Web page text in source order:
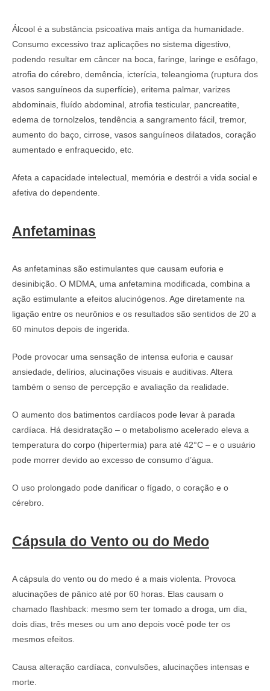
Álcool é a substância psicoativa mais antiga da humanidade.
Consumo excessivo traz aplicações no sistema digestivo,
podendo resultar em câncer na boca, faringe, laringe e esôfago,
atrofia do cérebro, demência, icterícia, teleangioma (ruptura dos
vasos sanguíneos da superfície), eritema palmar, varizes
abdominais, fluído abdominal, atrofia testicular, pancreatite,
edema de tornolzelos, tendência a sangramento fácil, tremor,
aumento do baço, cirrose, vasos sanguíneos dilatados, coração
aumentado e enfraquecido, etc.
Afeta a capacidade intelectual, memória e destrói a vida social e
afetiva do dependente.
Anfetaminas
As anfetaminas são estimulantes que causam euforia e
desinibição. O MDMA, uma anfetamina modificada, combina a
ação estimulante a efeitos alucinógenos. Age diretamente na
ligação entre os neurônios e os resultados são sentidos de 20 a
60 minutos depois de ingerida.
Pode provocar uma sensação de intensa euforia e causar
ansiedade, delírios, alucinações visuais e auditivas. Altera
também o senso de percepção e avaliação da realidade.
O aumento dos batimentos cardíacos pode levar à parada
cardíaca. Há desidratação – o metabolismo acelerado eleva a
temperatura do corpo (hipertermia) para até 42°C – e o usuário
pode morrer devido ao excesso de consumo d’água.
O uso prolongado pode danificar o fígado, o coração e o
cérebro.
Cápsula do Vento ou do Medo
A cápsula do vento ou do medo é a mais violenta. Provoca
alucinações de pânico até por 60 horas. Elas causam o
chamado flashback: mesmo sem ter tomado a droga, um dia,
dois dias, três meses ou um ano depois você pode ter os
mesmos efeitos.
Causa alteração cardíaca, convulsões, alucinações intensas e
morte.